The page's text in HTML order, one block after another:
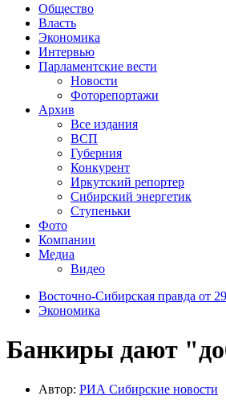
Общество
Власть
Экономика
Интервью
Парламентские вести
Новости
Фоторепортажи
Архив
Все издания
ВСП
Губерния
Конкурент
Иркутский репортер
Сибирский энергетик
Ступеньки
Фото
Компании
Медиа
Видео
Восточно-Сибирская правда от
Экономика
Банкиры дают
Автор: РИА Cибирские новости